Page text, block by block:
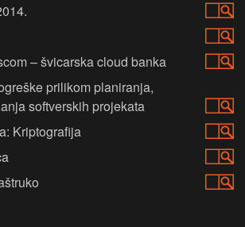
– švicarska cloud banka
prilikom planiranja,
softverskih projekata
Kriptografija